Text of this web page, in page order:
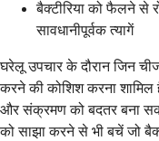
बैक्टीरिया को फैलने से
सावधानीपूर्वक त्यागें
घरेलू उपचार के दौरान जिन
करने की कोशिश करना शामिल
और संक्रमण को बदतर बना
को साझा करने से भी बचें जो